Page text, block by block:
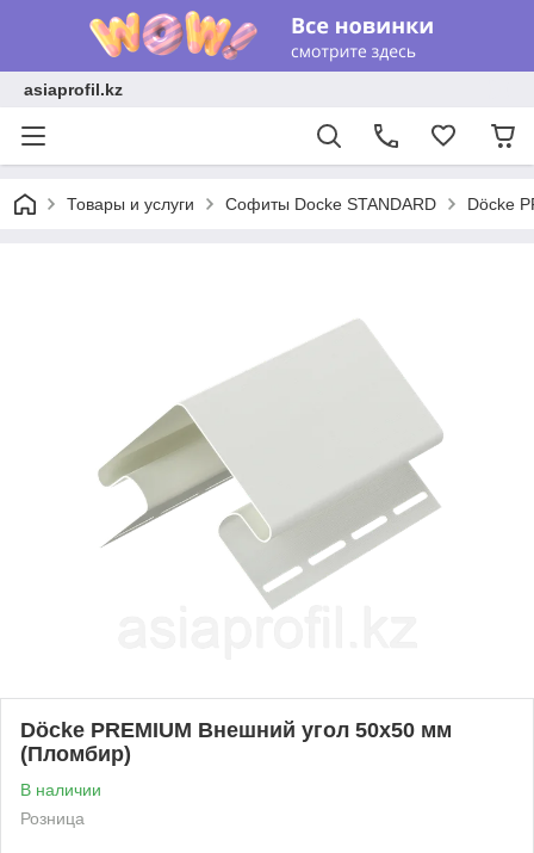
asiaprofil.kz
Товары и услуги Софиты Docke STANDARD Döcke
Döcke PREMIUM Внешний угол 50х50 мм
(Пломбир)
В наличии
Розница